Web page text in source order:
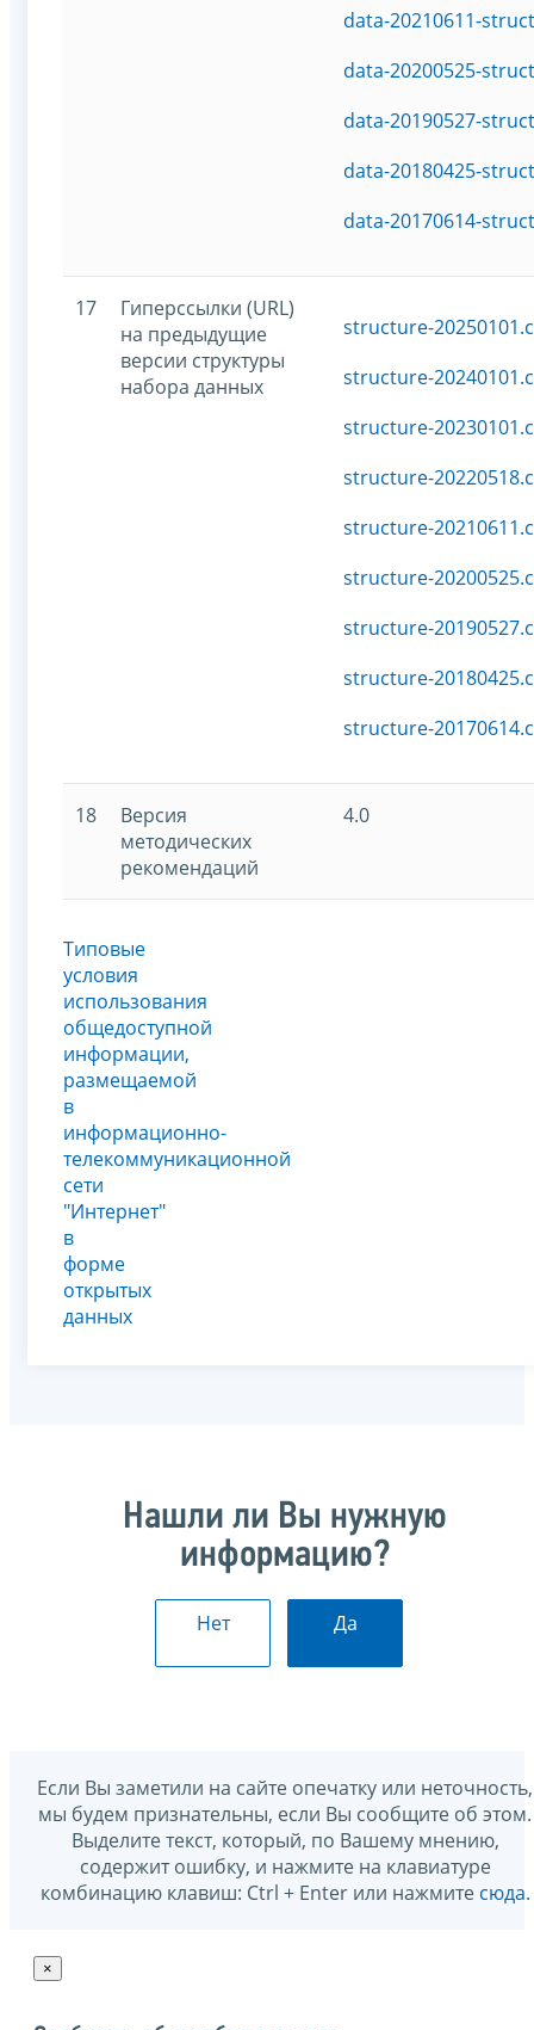
data-20210611-
data-20200525-
data-20190527-
data-20180425-
data-20170614-
17
Гиперссылки (URL)
на предыдущие
версии структуры
набора данных
structure-
structure-
structure-
structure-
structure-
structure-
structure-
structure-
structure-
18
Версия
методических
рекомендаций
4.0
Типовые
условия
использования
общедоступной
информации,
размещаемой
в
информационно-
телекоммуникационной
сети
"Интернет"
в
форме
открытых
данных
Нашли ли Вы нужную
информацию?
Нет Да
Если Вы заметили на сайте опечатку или неточность,
мы будем признательны, если Вы сообщите об этом.
Выделите текст, который, по Вашему мнению,
содержит ошибку, и нажмите на клавиатуре
комбинацию клавиш: Ctrl + Enter или нажмите сюда.
×